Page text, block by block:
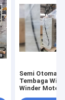
Semi
Tembaga Wire
Winder Motor